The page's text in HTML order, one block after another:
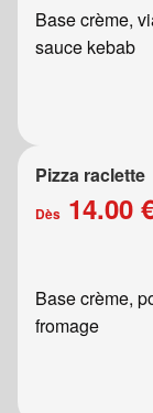
Base crème,
sauce kebab
Pizza raclette
Dès 14.00
Base crème,
fromage